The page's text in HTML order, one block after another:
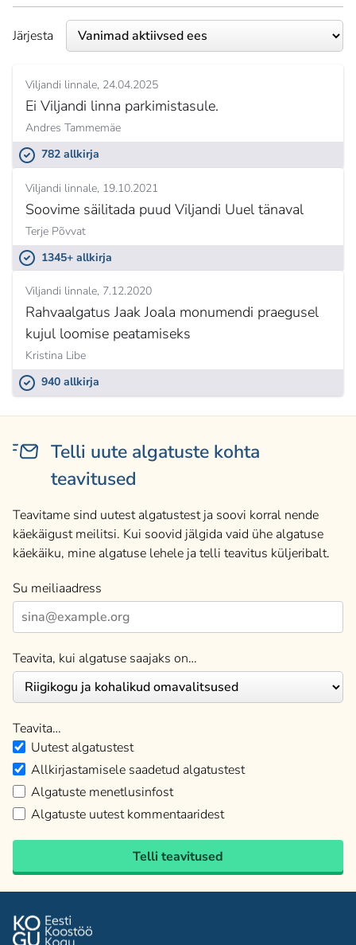
Järjesta
Viljandi linnale 24.04.2025
Ei Viljandi linna parkimistasule.
Andres Tammemäe
782 allkirja
Viljandi linnale 19.10.2021
Soovime säilitada puud Viljandi Uuel tänaval
Terje Põvvat
1345+ allkirja
Viljandi linnale 7.12.2020
Rahvaalgatus Jaak Joala monumendi praegusel
kujul loomise peatamiseks
Kristina Libe
940 allkirja
Telli uute algatuste kohta
teavitused
Teavitame sind uutest algatustest ja soovi korral nende
käekäigust meilitsi. Kui soovid jälgida vaid ühe algatuse
käekäiku, mine algatuse lehele ja telli teavitus küljeribalt.
Su meiliaadress
Teavita, kui algatuse saajaks on…
Teavita…
Uutest algatustest
Allkirjastamisele saadetud algatustest
Algatuste menetlusinfost
Algatuste uutest kommentaaridest
Telli teavitused